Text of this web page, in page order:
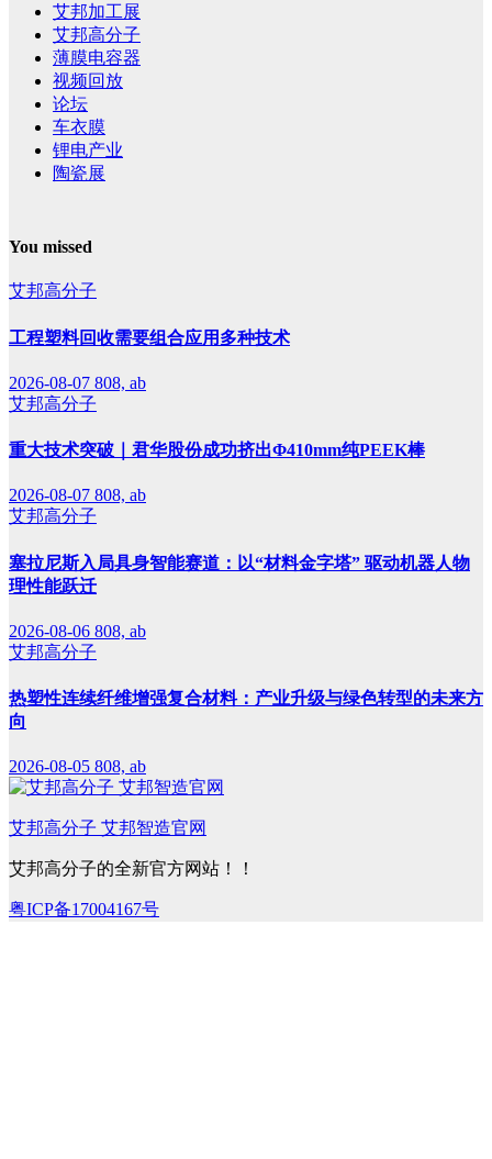
艾邦加工展
艾邦高分子
薄膜电容器
视频回放
论坛
车衣膜
锂电产业
陶瓷展
You missed
艾邦高分子
工程塑料回收需要组合应用多种技术
2026-08-07 808, ab
艾邦高分子
重大技术突破｜君华股份成功挤出Φ410mm纯PEEK棒
2026-08-07 808, ab
艾邦高分子
塞拉尼斯入局具身智能赛道：以“材料金字塔” 驱动机器人物
理性能跃迁
2026-08-06 808, ab
艾邦高分子
热塑性连续纤维增强复合材料：产业升级与绿色转型的未来方
向
2026-08-05 808, ab
艾邦高分子 艾邦智造官网
艾邦高分子的全新官方网站！！
粤ICP备17004167号